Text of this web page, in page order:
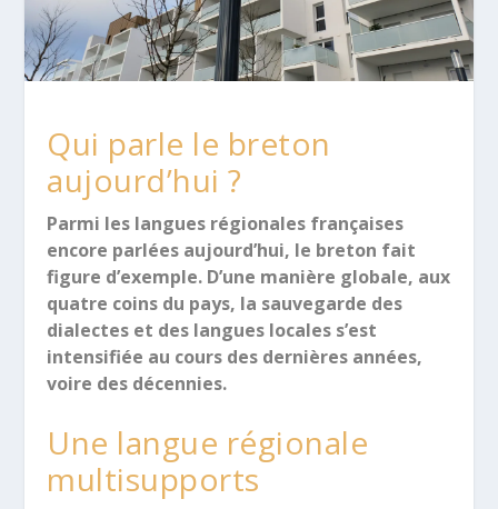
Qui parle le breton
aujourd’hui ?
Parmi les langues régionales françaises
encore parlées aujourd’hui, le breton fait
figure d’exemple. D’une manière globale, aux
quatre coins du pays, la sauvegarde des
dialectes et des langues locales s’est
intensifiée au cours des dernières années,
voire des décennies.
Une langue régionale
multisupports